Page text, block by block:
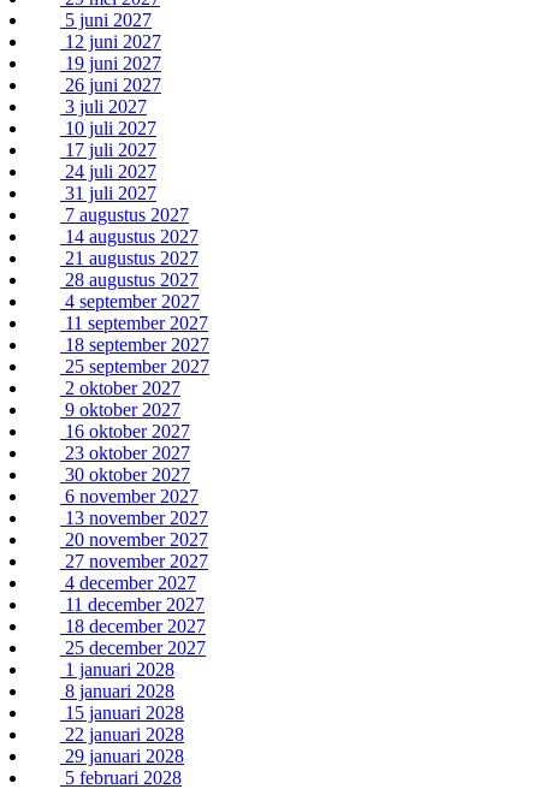
5 juni 2027
12 juni 2027
19 juni 2027
26 juni 2027
3 juli 2027
10 juli 2027
17 juli 2027
24 juli 2027
31 juli 2027
7 augustus 2027
14 augustus 2027
21 augustus 2027
28 augustus 2027
4 september 2027
11 september 2027
18 september 2027
25 september 2027
2 oktober 2027
9 oktober 2027
16 oktober 2027
23 oktober 2027
30 oktober 2027
6 november 2027
13 november 2027
20 november 2027
27 november 2027
4 december 2027
11 december 2027
18 december 2027
25 december 2027
1 januari 2028
8 januari 2028
15 januari 2028
22 januari 2028
29 januari 2028
5 februari 2028